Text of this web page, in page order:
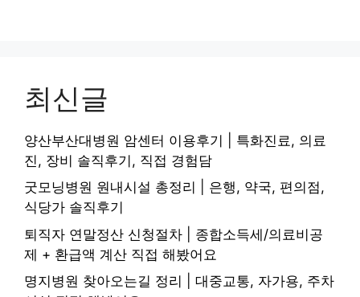
최신글
양산부산대병원 암센터 이용후기 | 특화진료, 의료
진, 장비 솔직후기, 직접 경험담
굿모닝병원 원내시설 총정리 | 은행, 약국, 편의점,
식당가 솔직후기
퇴직자 연말정산 신청절차 | 종합소득세/의료비공
제 + 환급액 계산 직접 해봤어요
명지병원 찾아오는길 정리 | 대중교통, 자가용, 주차